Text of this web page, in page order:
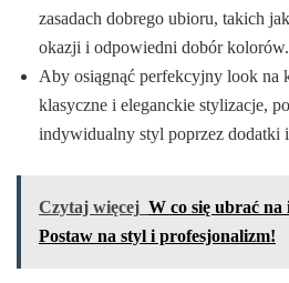
zasadach dobrego ubioru, takich
okazji i odpowiedni dobór kolorów.
Aby osiągnąć perfekcyjny look na
klasyczne i eleganckie stylizacje,
indywidualny styl poprzez dodatki
Czytaj więcej W co się ubrać
Postaw na styl i profesjonalizm!